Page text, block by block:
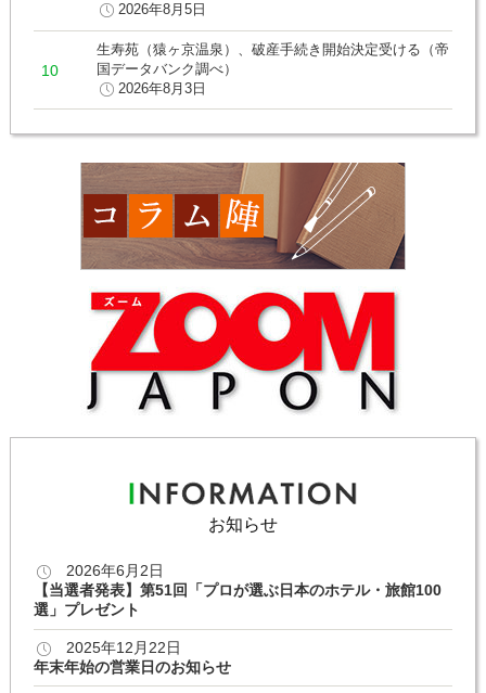
2026年8月5日
生寿苑（猿ヶ京温泉）、破産手続き開始決定受ける（帝
国データバンク調べ）
2026年8月3日
お知らせ
2026年6月2日
【当選者発表】第51回「プロが選ぶ日本のホテル・旅館100
選」プレゼント
2025年12月22日
年末年始の営業日のお知らせ